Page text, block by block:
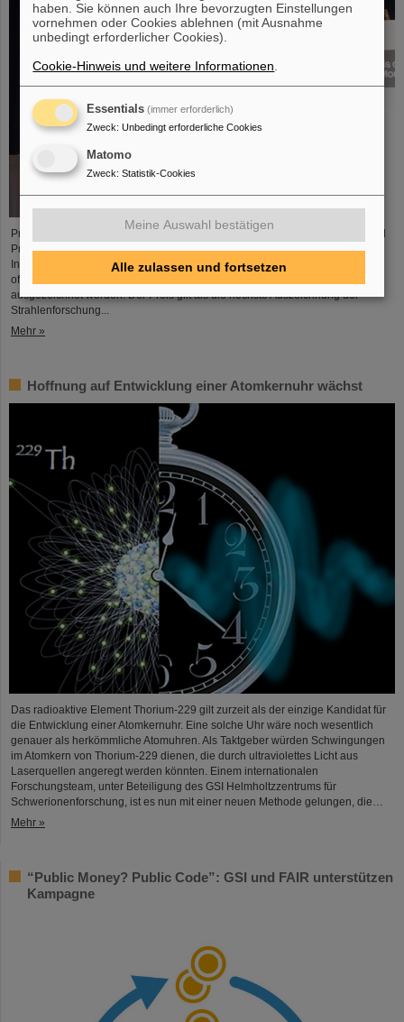
Professor Marco Durante, Leiter der GSI-Forschungsabteilung Biophysik und
Professor am Fachbereich Physik der TU Darmstadt, ist von der
Internationalen Gesellschaft zur Strahlenforschung (International Association
of Radiation Research, IARR) mit dem renommierten Henry-Kaplan-Preis
ausgezeichnet worden. Der Preis gilt als die höchste Auszeichnung der
Strahlenforschung...
Mehr »
Hoffnung auf Entwicklung einer Atomkernuhr wächst
Das radioaktive Element Thorium-229 gilt zurzeit als der einzige Kandidat für
die Entwicklung einer Atomkernuhr. Eine solche Uhr wäre noch wesentlich
genauer als herkömmliche Atomuhren. Als Taktgeber würden Schwingungen
im Atomkern von Thorium-229 dienen, die durch ultraviolettes Licht aus
Laserquellen angeregt werden könnten. Einem internationalen
Forschungsteam, unter Beteiligung des GSI Helmholtzzentrums für
Schwerionenforschung, ist es nun mit einer neuen Methode gelungen, die…
Mehr »
“Public Money? Public Code”: GSI und FAIR unterstützen
Kampagne
haben. Sie können auch Ihre bevorzugten Einstellungen
vornehmen oder Cookies ablehnen (mit Ausnahme
unbedingt erforderlicher Cookies).
Cookie-Hinweis und weitere Informationen
Essentials (immer erforderlich)
Zweck: Unbedingt erforderliche Cookies
Matomo
Zweck: Statistik-Cookies
Meine Auswahl bestätigen
Alle zulassen und fortsetzen